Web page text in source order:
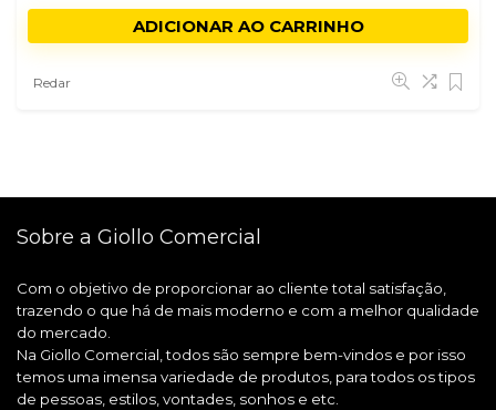
ADICIONAR AO CARRINHO
Redar
Sobre a Giollo Comercial
Com o objetivo de proporcionar ao cliente total satisfação,
trazendo o que há de mais moderno e com a melhor qualidade
do mercado.
Na Giollo Comercial, todos são sempre bem-vindos e por isso
temos uma imensa variedade de produtos, para todos os tipos
de pessoas, estilos, vontades, sonhos e etc.